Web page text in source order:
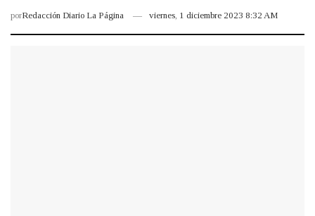
porRedacción Diario La Página viernes, 1 diciembre 2023 8:32 AM